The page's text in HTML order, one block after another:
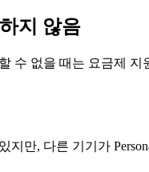
지 않음
수 없을 때는 요금제
지만, 다른 기기가